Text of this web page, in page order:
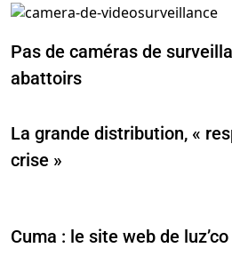
Pas de caméras de
abattoirs
La grande distribution, «
crise »
Cuma : le site web de